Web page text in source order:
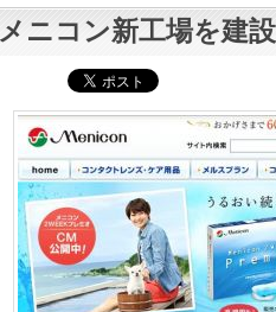
メニコン新工場を建